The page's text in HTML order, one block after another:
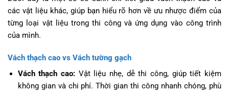
các vật liệu khác, giúp bạn hiểu rõ hơn về ưu nhược điểm của
từng loại vật liệu trong thi công và ứng dụng vào công trình
của mình.
Vách thạch cao vs Vách tường gạch
Vách thạch cao: Vật liệu nhẹ, dễ thi công, giúp tiết kiệm
không gian và chi phí. Thời gian thi công nhanh chóng, phù